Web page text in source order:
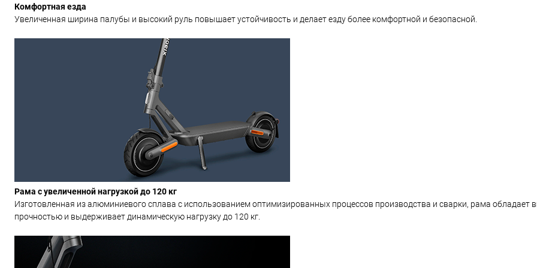
Комфортная езда
Увеличенная ширина палубы и высокий руль повышает устойчивость и делает езду более комфортной и безопасной.
Рама с увеличенной нагрузкой до 120 кг
Изготовленная из алюминиевого сплава с использованием оптимизированных процессов производства и сварки, рама обладает
прочностью и выдерживает динамическую нагрузку до 120 кг.